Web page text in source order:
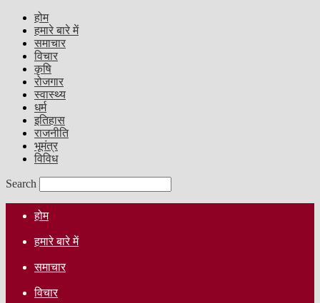
होम
हमारे बारे में
समाचार
विचार
कृषि
रोजगार
स्वास्थ्य
धर्म
इतिहास
राजनीति
भूमंत्र
विविध
Search
होम
हमारे बारे में
समाचार
विचार